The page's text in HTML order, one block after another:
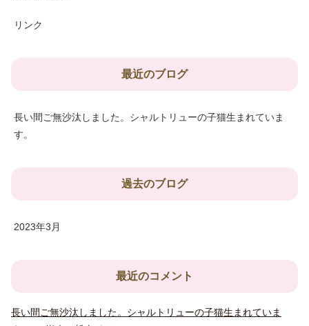
リンク
最近のブログ
長い間ご無沙汰しました。シャルトリューの子猫生まれていま
す。
過去のブログ
2023年3月
最近のコメント
長い間ご無沙汰しました。シャルトリューの子猫生まれていま